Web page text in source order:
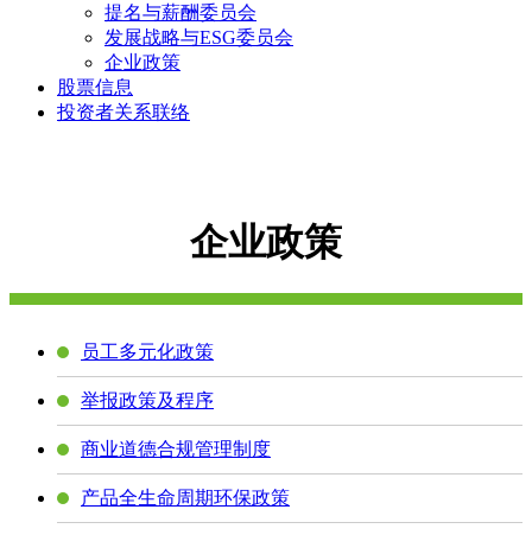
提名与薪酬委员会
发展战略与ESG委员会
企业政策
股票信息
投资者关系联络
企业政策
员工多元化政策
举报政策及程序
商业道德合规管理制度
产品全生命周期环保政策